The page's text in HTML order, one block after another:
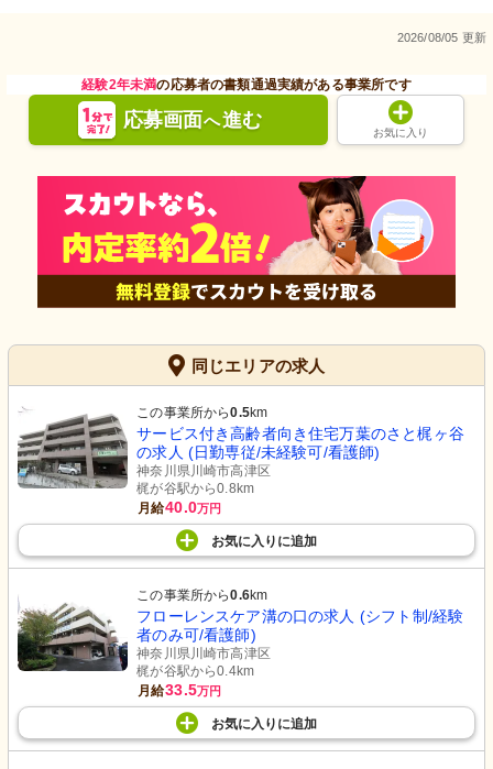
2026/08/05 更新
経験2年未満の応募者の書類通過実績がある事業所です
応募画面へ進む
お気に入り
同じエリアの求人
この事業所から0.5km
サービス付き高齢者向き住宅万葉のさと梶ヶ谷
の求人 (日勤専従/未経験可/看護師)
神奈川県川崎市高津区
梶が谷駅から0.8km
月給40.0万円
お気に入り に追加
この事業所から0.6km
フローレンスケア溝の口の求人 (シフト制/経験
者のみ可/看護師)
神奈川県川崎市高津区
梶が谷駅から0.4km
月給33.5万円
お気に入り に追加